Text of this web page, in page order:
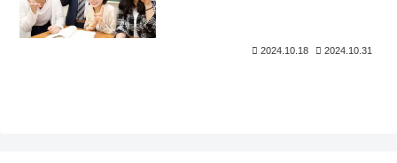
2024.10.18 2024.10.31